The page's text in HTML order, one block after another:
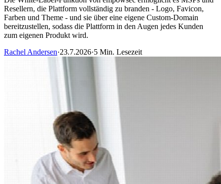
Resellern, die Plattform vollständig zu branden - Logo, Favicon,
Farben und Theme - und sie über eine eigene Custom-Domain
bereitzustellen, sodass die Plattform in den Augen jedes Kunden
zum eigenen Produkt wird.
Rachel Andersen·23.7.2026·5 Min. Lesezeit